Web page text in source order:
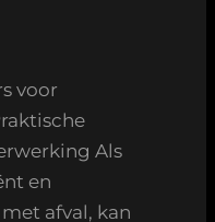
voor
Als
en
afval, kan